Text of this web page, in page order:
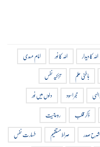
اللہ کا دیدار اللہ کا نور
امام مہدی
باطنی علم
تزکیہ نفس
حجر اسود
دلوں میں نور
ذکر قلب
روحانیت
شرح صدر صراط مستقیم
طہارت نفس